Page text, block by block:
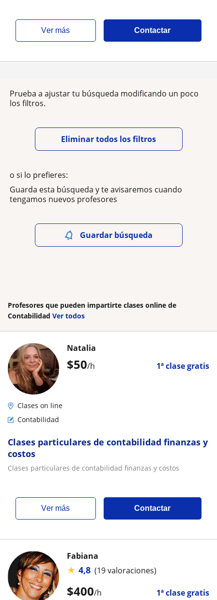
ver más Contactar
Prueba a ajustar tu búsqueda modificando un poco
los filtros.
Eliminar todos los filtros
o si lo prefieres:
Guarda esta búsqueda y te avisaremos cuando
tengamos nuevos profesores
Guardar búsqueda
Profesores que pueden impartirte clases online de
Contabilidad Ver todos
$50/h 1ª clase gratis
Natalia
Clases on line
Contabilidad
Clases particulares de contabilidad finanzas y
costos
Clases particulares de contabilidad finanzas y costos
ver más Contactar
$400/h 1ª clase gratis
Fabiana
★ 4,8 (19 valoraciones)